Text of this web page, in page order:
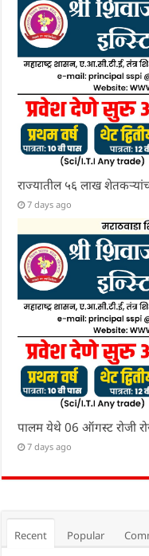
राज्यातील ५६ लाख
7 days ago
पालम येथे 06 ऑगस्ट रोजी
7 days ago
Recent Popular